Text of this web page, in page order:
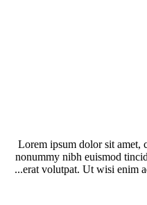
Lorem ipsum dolor sit amet,
nonummy nibh euismod
erat volutpat. Ut wisi enim